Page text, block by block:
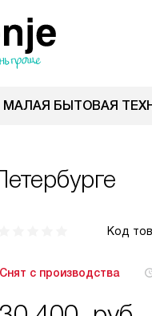
МАЛАЯ БЫТОВАЯ
Код
Снят с производства